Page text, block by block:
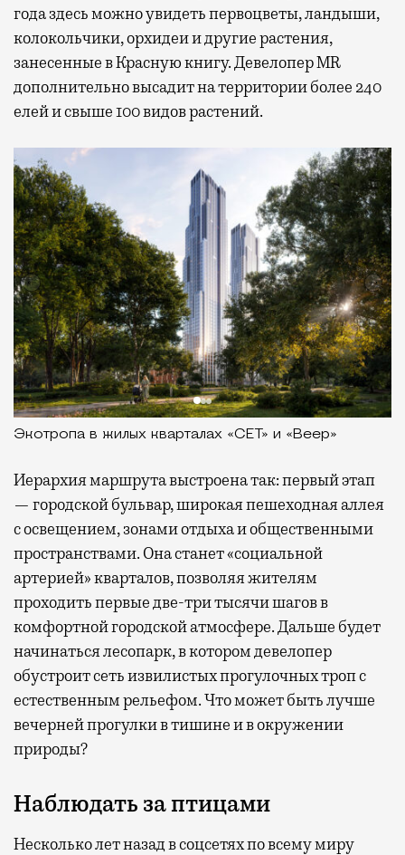
года здесь можно увидеть первоцветы, ландыши,
колокольчики, орхидеи и другие растения,
занесенные в Красную книгу. Девелопер MR
дополнительно высадит на территории более 240
елей и свыше 100 видов растений.
Экотропа в жилых кварталах «СЕТ» и «Веер»
Иерархия маршрута выстроена так: первый этап
— городской бульвар, широкая пешеходная аллея
с освещением, зонами отдыха и общественными
пространствами. Она станет «социальной
артерией» кварталов, позволяя жителям
проходить первые две-три тысячи шагов в
комфортной городской атмосфере. Дальше будет
начинаться лесопарк, в котором девелопер
обустроит сеть извилистых прогулочных троп с
естественным рельефом. Что может быть лучше
вечерней прогулки в тишине и в окружении
природы?
Наблюдать за птицами
Несколько лет назад в соцсетях по всему миру